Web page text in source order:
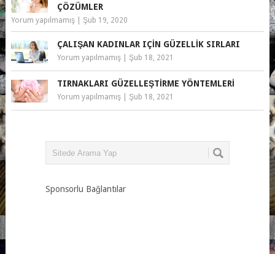
ÇÖZÜMLER
Yorum yapılmamış| Şub 19, 2020
ÇALIŞAN KADINLAR IÇIN GÜZELLIK SIRLARI
Yorum yapılmamış| Şub 18, 2021
TIRNAKLARI GÜZELLEŞTIRME YÖNTEMLERI
Yorum yapılmamış| Şub 18, 2021
Sponsorlu Bağlantılar